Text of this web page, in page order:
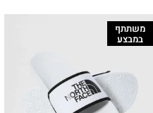
משתתף
במבצע